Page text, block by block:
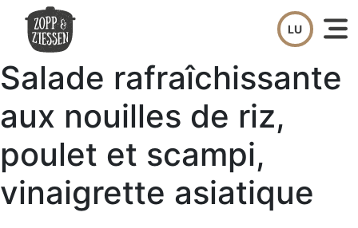
content
Salade rafraîchissante
aux nouilles de riz,
poulet et scampi,
vinaigrette asiatique